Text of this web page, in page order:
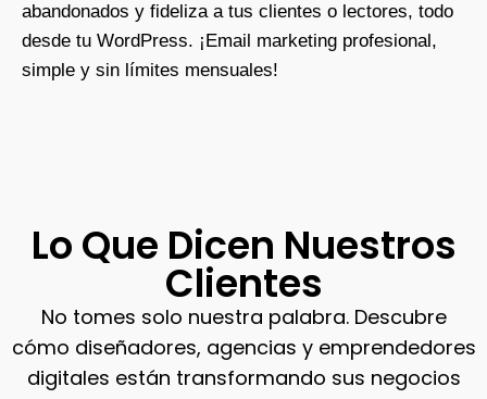
abandonados y fideliza a tus clientes o lectores, todo
desde tu WordPress. ¡Email marketing profesional,
simple y sin límites mensuales!
Lo Que Dicen Nuestros
Clientes
No tomes solo nuestra palabra. Descubre
cómo diseñadores, agencias y emprendedores
digitales están transformando sus negocios